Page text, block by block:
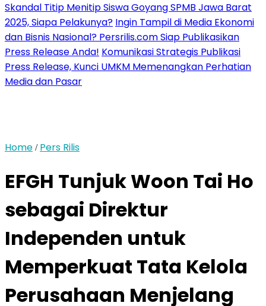
Skandal Titip Menitip Siswa Goyang SPMB Jawa Barat
2025, Siapa Pelakunya? Ingin Tampil di Media Ekonomi
dan Bisnis Nasional? Persrilis.com Siap Publikasikan
Press Release Anda! Komunikasi Strategis Publikasi
Press Release, Kunci UMKM Memenangkan Perhatian
Media dan Pasar
Home / Pers Rilis
EFGH Tunjuk Woon Tai Ho
sebagai Direktur
Independen untuk
Memperkuat Tata Kelola
Perusahaan Menjelang